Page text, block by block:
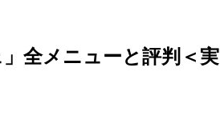
全メニューと評判＜実